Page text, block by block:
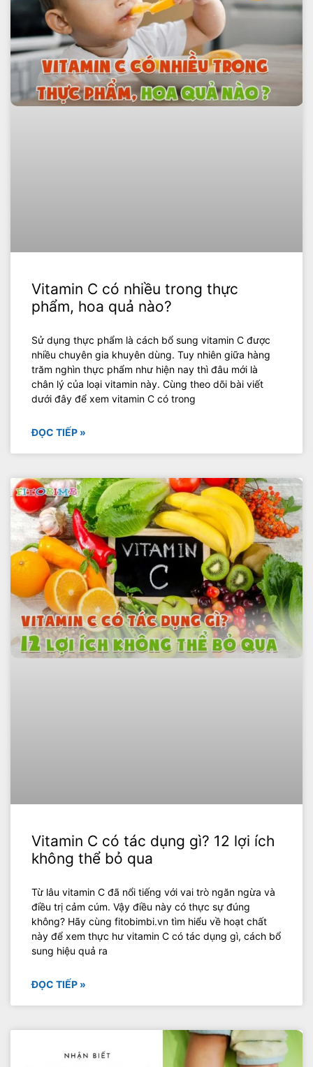
Vitamin C có nhiều trong thực
phẩm, hoa quả nào?
Sử dụng thực phẩm là cách bổ sung vitamin C được
nhiều chuyên gia khuyên dùng. Tuy nhiên giữa hàng
trăm nghìn thực phẩm như hiện nay thì đâu mới là
chân lý của loại vitamin này. Cùng theo dõi bài viết
dưới đây để xem vitamin C có trong
ĐỌC TIẾP »
Vitamin C có tác dụng gì? 12 lợi ích
không thể bỏ qua
Từ lâu vitamin C đã nổi tiếng với vai trò ngăn ngừa và
điều trị cảm cúm. Vậy điều này có thực sự đúng
không? Hãy cùng fitobimbi.vn tìm hiểu về hoạt chất
này để xem thực hư vitamin C có tác dụng gì, cách bổ
sung hiệu quả ra
ĐỌC TIẾP »